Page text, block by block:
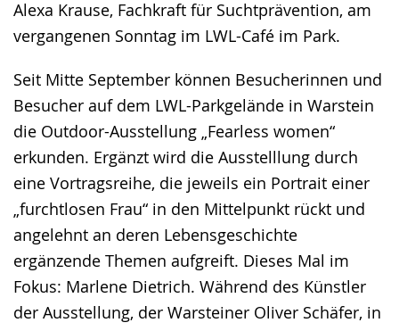
Alexa Krause, Fachkraft für Suchtprävention, am
vergangenen Sonntag im LWL-Café im Park.
Seit Mitte September können Besucherinnen und
Besucher auf dem LWL-Parkgelände in Warstein
die Outdoor-Ausstellung „Fearless women“
erkunden. Ergänzt wird die Ausstelllung durch
eine Vortragsreihe, die jeweils ein Portrait einer
„furchtlosen Frau“ in den Mittelpunkt rückt und
angelehnt an deren Lebensgeschichte
ergänzende Themen aufgreift. Dieses Mal im
Fokus: Marlene Dietrich. Während des Künstler
der Ausstellung, der Warsteiner Oliver Schäfer, in